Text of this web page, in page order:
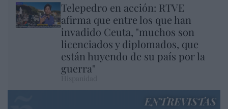
Telepedro en acción: RTVE
afirma que entre los que han
invadido Ceuta, "muchos son
licenciados y diplomados, que
están huyendo de su país por la
guerra"
ENTREVISTAS